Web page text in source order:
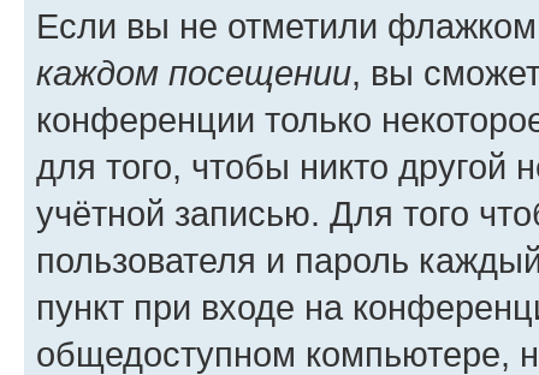
Если вы не отметили
каждом посещении, вы
конференции только
для того, чтобы никто другой
учётной записью. Для того
пользователя и пароль
пункт при входе на
общедоступном компьютере,